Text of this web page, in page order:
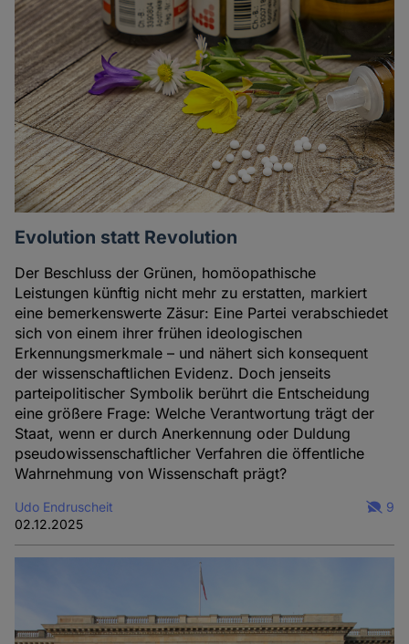
Evolution statt Revolution
Der Beschluss der Grünen, homöopathische
Leistungen künftig nicht mehr zu erstatten, markiert
eine bemerkenswerte Zäsur: Eine Partei verabschiedet
sich von einem ihrer frühen ideologischen
Erkennungsmerkmale – und nähert sich konsequent
der wissenschaftlichen Evidenz. Doch jenseits
parteipolitischer Symbolik berührt die Entscheidung
eine größere Frage: Welche Verantwortung trägt der
Staat, wenn er durch Anerkennung oder Duldung
pseudowissenschaftlicher Verfahren die öffentliche
Wahrnehmung von Wissenschaft prägt?
Udo Endruscheit
02.12.2025
9